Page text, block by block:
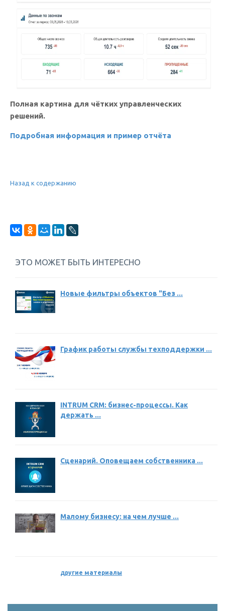
Полная картина для чётких управленческих
решений.
Подробная информация и пример отчёта
Назад к содержанию
ЭТО МОЖЕТ БЫТЬ ИНТЕРЕСНО
Новые фильтры объектов "Без ...
График работы службы техподдержки ...
INTRUM CRM: бизнес-процессы. Как
держать ...
Сценарий. Оповещаем собственника ...
Малому бизнесу: на чем лучше ...
другие материалы